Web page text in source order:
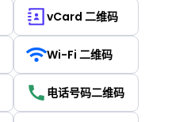
vCard 二维码
Wi-Fi 二维码
电话号码二维码